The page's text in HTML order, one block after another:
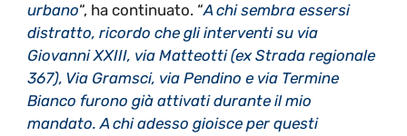
urbano“, ha continuato. “A chi sembra essersi
distratto, ricordo che gli interventi su via
Giovanni XXIII, via Matteotti (ex Strada regionale
367), Via Gramsci, via Pendino e via Termine
Bianco furono già attivati durante il mio
mandato. A chi adesso gioisce per questi